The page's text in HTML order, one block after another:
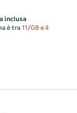
inclusa
è tra 11/08 e il